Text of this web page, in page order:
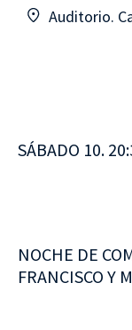
Auditorio.
SÁBADO 10.
NOCHE DE
FRANCISCO Y